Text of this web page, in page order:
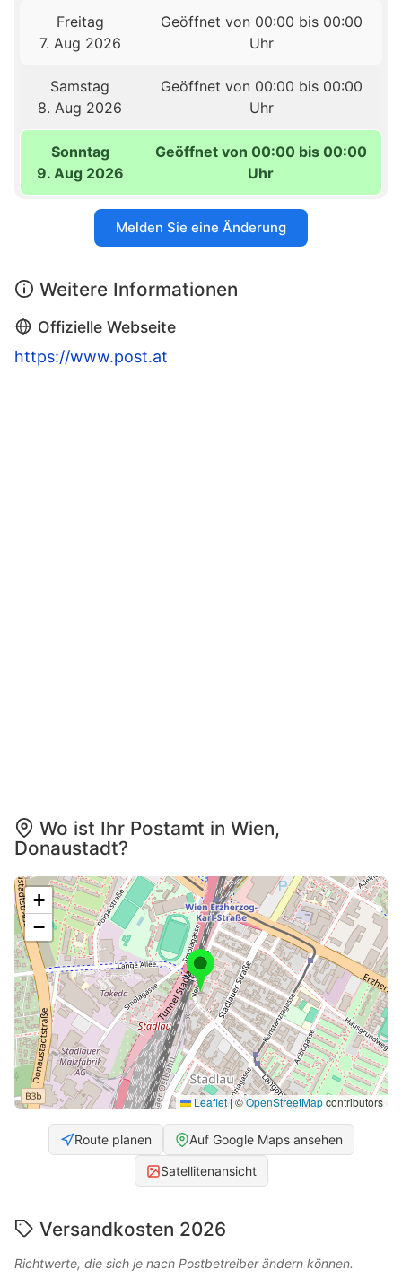
Freitag
7. Aug 2026
Geöffnet von 00:00 bis 00:00
Uhr
Samstag
8. Aug 2026
Geöffnet von 00:00 bis 00:00
Uhr
Sonntag
9. Aug 2026
Geöffnet von 00:00 bis 00:00
Uhr
Melden Sie eine Änderung
Weitere Informationen
Offizielle Webseite
https://www.post.at
Wo ist Ihr Postamt in Wien,
Donaustadt?
+
−
Leaflet|©OpenStreetMapcontributors
Route planen Auf Google Maps ansehen
Satellitenansicht
Versandkosten 2026
Richtwerte, die sich je nach Postbetreiber ändern können.